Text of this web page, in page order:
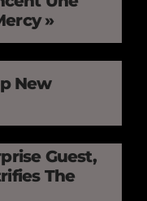
»
New
Guest,
The